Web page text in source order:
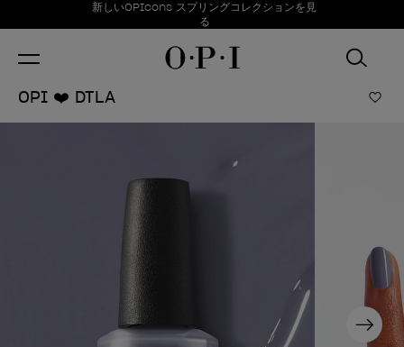
お得情報新しいOPIcons スプリングコレクションを見
る
Item 1 of 1
OPI ❤️ DTLA ほ
Next